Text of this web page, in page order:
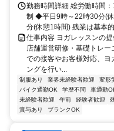
勤務時間詳細 総労働時間
制 ◆平日9時～22時30分(
分(休憩1時間) 残業は基本
仕事内容 ヨガレッスンの
店舗運営研修・基礎トレ
での接客やお客様対応、ヨ
ングを行い...
制服あり 業界未経験者歓迎 変形
バイク通勤OK
学歴不問 車通勤
未経験者歓迎
午前 経験者歓迎
賞与あり
ブランクOK